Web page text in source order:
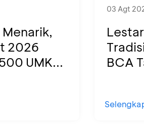
2026
UMK...
03 Agt
BCA